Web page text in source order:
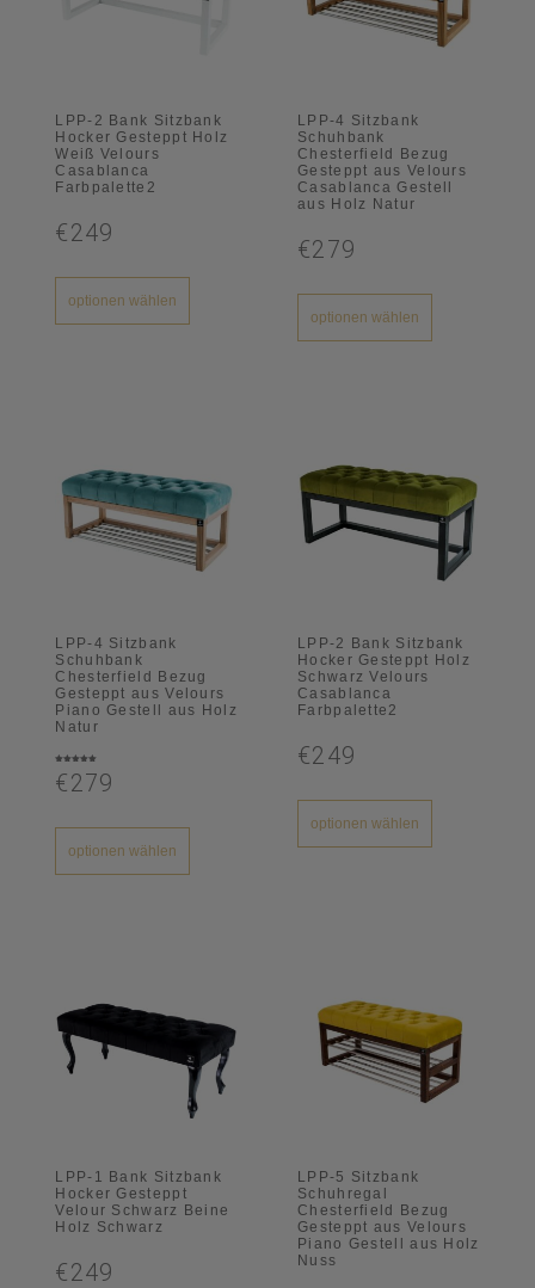
LPP-2 Bank Sitzbank
Hocker Gesteppt Holz
Weiß Velours
Casablanca
Farbpalette2
€249
optionen wählen
LPP-4 Sitzbank
Schuhbank
Chesterfield Bezug
Gesteppt aus Velours
Casablanca Gestell
aus Holz Natur
€279
optionen wählen
LPP-4 Sitzbank
Schuhbank
Chesterfield Bezug
Gesteppt aus Velours
Piano Gestell aus Holz
Natur
mit
5.00
von 5
€279
optionen wählen
LPP-2 Bank Sitzbank
Hocker Gesteppt Holz
Schwarz Velours
Casablanca
Farbpalette2
€249
optionen wählen
LPP-1 Bank Sitzbank
Hocker Gesteppt
Velour Schwarz Beine
Holz Schwarz
€249
LPP-5 Sitzbank
Schuhregal
Chesterfield Bezug
Gesteppt aus Velours
Piano Gestell aus Holz
Nuss